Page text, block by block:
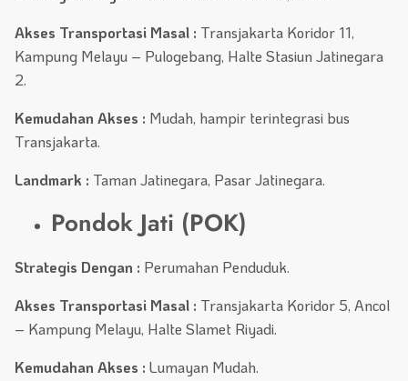
Akses Transportasi Masal : Transjakarta Koridor 11,
Kampung Melayu – Pulogebang, Halte Stasiun Jatinegara
2.
Kemudahan Akses : Mudah, hampir terintegrasi bus
Transjakarta.
Landmark : Taman Jatinegara, Pasar Jatinegara.
Pondok Jati (POK)
Strategis Dengan : Perumahan Penduduk.
Akses Transportasi Masal : Transjakarta Koridor 5, Ancol
– Kampung Melayu, Halte Slamet Riyadi.
Kemudahan Akses : Lumayan Mudah.